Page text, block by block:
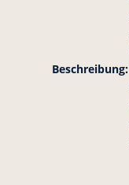
Beschreibung: